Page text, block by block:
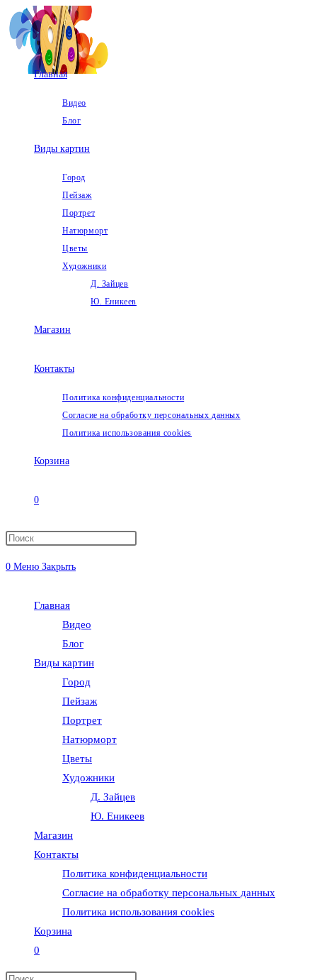
Перейти
к
содержимому
Главная
Видео
Блог
Виды картин
Город
Пейзаж
Портрет
Натюрморт
Цветы
Художники
Д. Зайцев
Ю. Еникеев
Магазин
Контакты
Политика конфиденциальности
Согласие на обработку персональных данных
Политика использования cookies
Корзина
0
Переключить
0 Меню Закрыть
Главная
Видео
Блог
Виды картин
Город
Пейзаж
Портрет
Натюрморт
Цветы
Художники
Д. Зайцев
Ю. Еникеев
Магазин
Контакты
Политика конфиденциальности
Согласие на обработку персональных данных
Политика использования cookies
Корзина
0